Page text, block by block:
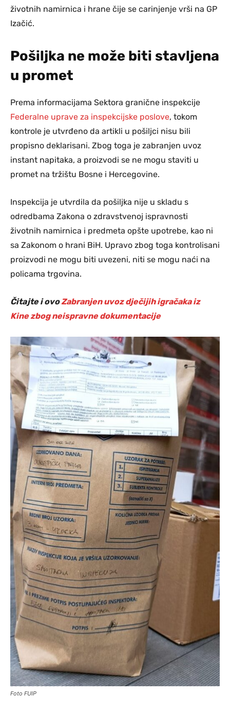
životnih namirnica i hrane čije se carinjenje vrši na GP
Izačić.
Pošiljka ne može biti stavljena
u promet
Prema informacijama Sektora granične inspekcije
Federalne uprave za inspekcijske poslove, tokom
kontrole je utvrđeno da artikli u pošiljci nisu bili
propisno deklarisani. Zbog toga je zabranjen uvoz
instant napitaka, a proizvodi se ne mogu staviti u
promet na tržištu Bosne i Hercegovine.
Inspekcija je utvrdila da pošiljka nije u skladu s
odredbama Zakona o zdravstvenoj ispravnosti
životnih namirnica i predmeta opšte upotrebe, kao ni
sa Zakonom o hrani BiH. Upravo zbog toga kontrolisani
proizvodi ne mogu biti uvezeni, niti se mogu naći na
policama trgovina.
Čitajte i ovoZabranjen uvoz dječijih igračaka iz
Kine zbog neispravne dokumentacije
Foto FUIP